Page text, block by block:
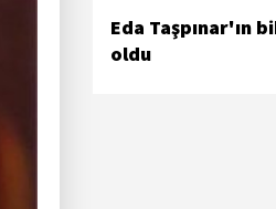
Eda Taşpınar'ın
oldu